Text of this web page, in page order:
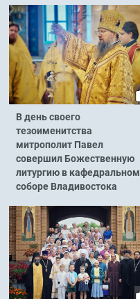
В день своего
тезоименитства
митрополит Павел
совершил Божественную
литургию в кафедральном
соборе Владивостока